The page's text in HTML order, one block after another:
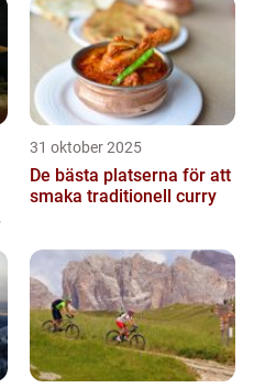
31 oktober 2025
De bästa platserna för att
smaka traditionell curry